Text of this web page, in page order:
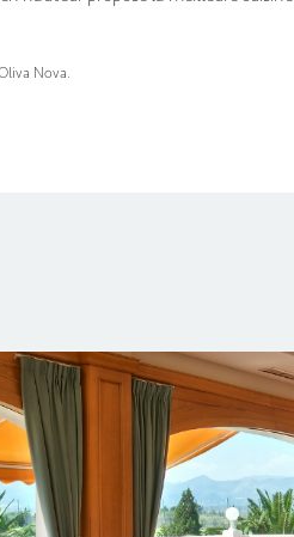
Nova.